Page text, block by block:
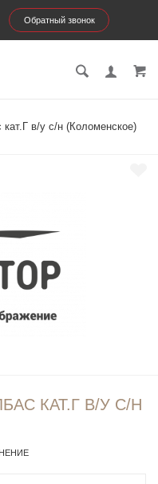
Обратный звонок
в/у с/н (Коломенское)
КАТ.Г В/У С/Н